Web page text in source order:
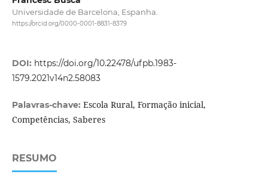
Universidade de Barcelona, Espanha.
https://orcid.org/0000-0001-8831-8379
DOI: https://doi.org/10.22478/ufpb.1983-
1579.2021v14n2.58083
Palavras-chave: Escola Rural, Formação inicial,
Competências, Saberes
RESUMO